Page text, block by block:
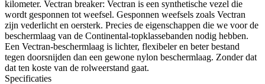
kilometer. Vectran breaker: Vectran is een synthetische vezel die
wordt gesponnen tot weefsel. Gesponnen weefsels zoals Vectran
zijn vederlicht en oersterk. Precies de eigenschappen die we voor de
beschermlaag van de Continental-topklassebanden nodig hebben.
Een Vectran-beschermlaag is lichter, flexibeler en beter bestand
tegen doorsnijden dan een gewone nylon beschermlaag. Zonder dat
dat ten koste van de rolweerstand gaat.
Specificaties